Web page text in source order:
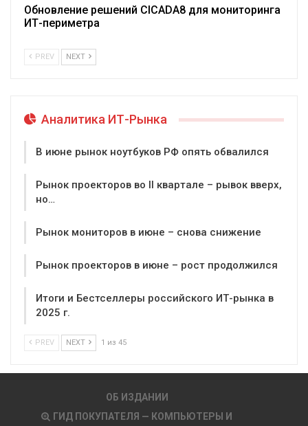
Обновление решений CICADA8 для мониторинга
ИТ-периметра
PREV NEXT
Аналитика ИТ-Рынка
В июне рынок ноутбуков РФ опять обвалился
Рынок проекторов во II квартале – рывок вверх,
но…
Рынок мониторов в июне – снова снижение
Рынок проекторов в июне – рост продолжился
Итоги и Бестселлеры российского ИТ-рынка в
2025 г.
PREV NEXT 1 из 45
ОБ ИЗДАНИИ
ГИД ПОКУПАТЕЛЯ — КОМПЬЮТЕРЫ И